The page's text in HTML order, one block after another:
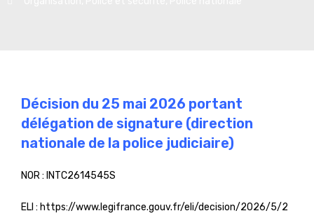
Décision du 25 mai 2026 portant
délégation de signature (direction
nationale de la police judiciaire)
NOR : INTC2614545S
ELI : https://www.legifrance.gouv.fr/eli/decision/2026/5/2